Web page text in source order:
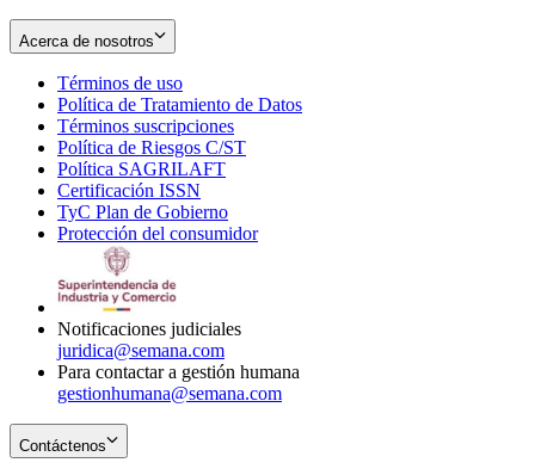
Acerca de nosotros
Términos de uso
in
new
window
Política de Tratamiento de Datos
Términos suscripciones
in
Política de Riesgos C/ST
Política SAGRILAFT
new
window
Certificación ISSN
in
new
TyC Plan de Gobierno
in
Protección del consumidorOpens
Notificaciones judiciales
juridica@semana.com
Para contactar a gestión humana
gestionhumana@semana.com
Contáctenos